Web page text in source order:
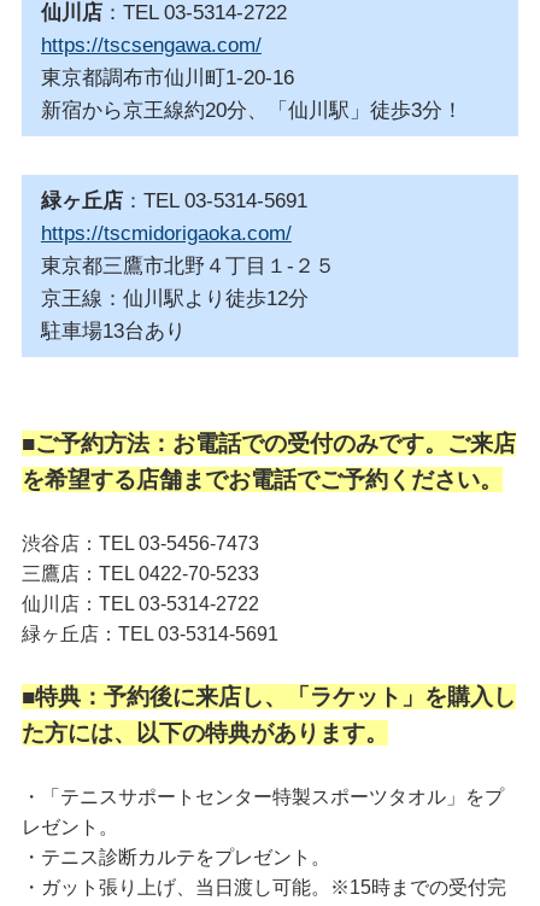
仙川店：TEL 03-5314-2722
https://tscsengawa.com/
東京都調布市仙川町1-20-16
新宿から京王線約20分、「仙川駅」徒歩3分！
緑ヶ丘店：TEL 03-5314-5691
https://tscmidorigaoka.com/
東京都三鷹市北野４丁目１-２５
京王線：仙川駅より徒歩12分
駐車場13台あり
■ご予約方法：お電話での受付のみです。ご来店
を希望する店舗までお電話でご予約ください。
渋谷店：TEL 03-5456-7473
三鷹店：TEL 0422-70-5233
仙川店：TEL 03-5314-2722
緑ヶ丘店：TEL 03-5314-5691
■特典：予約後に来店し、「ラケット」を購入し
た方には、以下の特典があります。
・「テニスサポートセンター特製スポーツタオル」をプ
レゼント。
・テニス診断カルテをプレゼント。
・ガット張り上げ、当日渡し可能。※15時までの受付完